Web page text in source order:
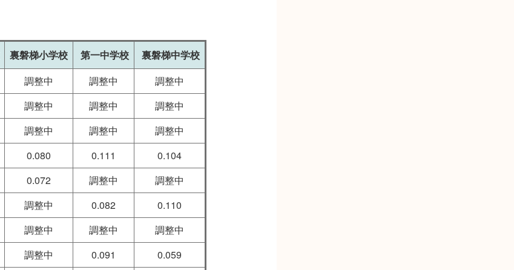
裏磐梯小学校 第一中学校
裏磐梯中学校
調整中 調整中
調整中
調整中 調整中
調整中
調整中 調整中
調整中
0.080 0.111
0.104
0.072 調整中
調整中
調整中 0.082
0.110
調整中 調整中
調整中
調整中 0.091
0.059